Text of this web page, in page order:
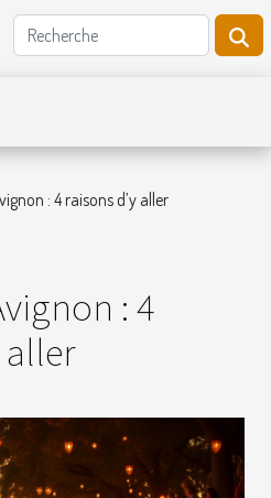
: 4 raisons d’y aller
: 4
aller